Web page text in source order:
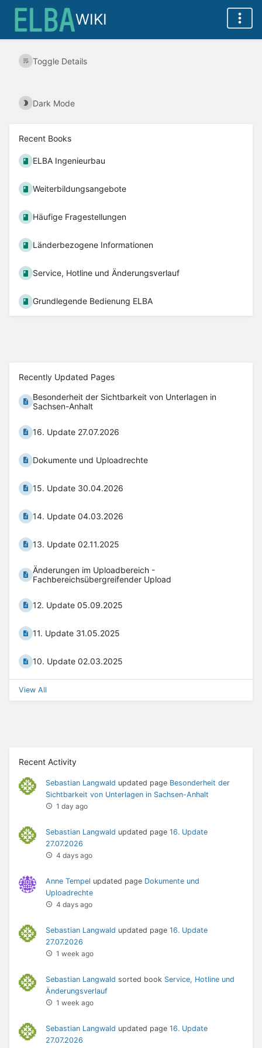
WIKI
Toggle Details
Dark Mode
Recent Books
ELBA Ingenieurbau
Weiterbildungsangebote
Häufige Fragestellungen
Länderbezogene Informationen
Service, Hotline und Änderungsverlauf
Grundlegende Bedienung ELBA
Recently Updated Pages
Besonderheit der Sichtbarkeit von Unterlagen in
Sachsen-Anhalt
16. Update 27.07.2026
Dokumente und Uploadrechte
15. Update 30.04.2026
14. Update 04.03.2026
13. Update 02.11.2025
Änderungen im Uploadbereich -
Fachbereichsübergreifender Upload
12. Update 05.09.2025
11. Update 31.05.2025
10. Update 02.03.2025
View All
Recent Activity
Sebastian Langwald updated page Besonderheit der
Sichtbarkeit von Unterlagen in Sachsen-Anhalt
1 day ago
Sebastian Langwald updated page 16. Update
27.07.2026
4 days ago
Anne Tempel updated page Dokumente und
Uploadrechte
4 days ago
Sebastian Langwald updated page 16. Update
27.07.2026
1 week ago
Sebastian Langwald sorted book Service, Hotline und
Änderungsverlauf
1 week ago
Sebastian Langwald updated page 16. Update
27.07.2026